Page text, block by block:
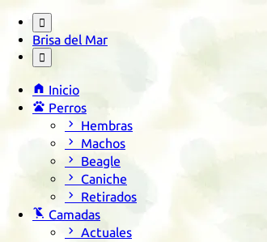

Brisa del Mar

 Inicio
 Perros
 Hembras
 Machos
 Beagle
 Caniche
 Retirados
 Camadas
 Actuales